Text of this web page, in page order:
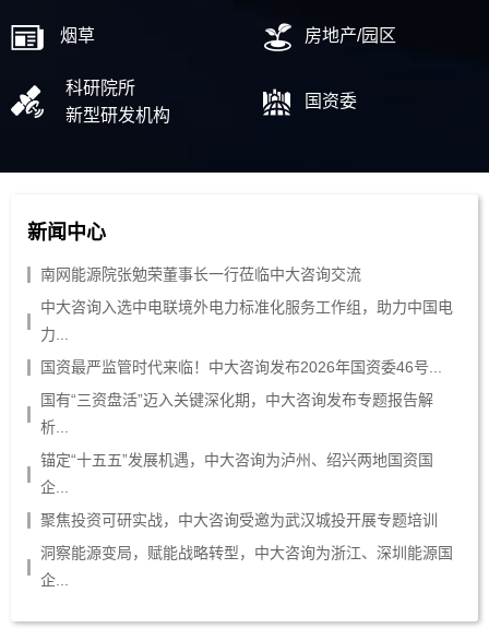
烟草 房地产/园区
科研院所
新型研发机构
国资委
新闻中心
南网能源院张勉荣董事长一行莅临中大咨询交流
中大咨询入选中电联境外电力标准化服务工作组，助力中国电
力...
国资最严监管时代来临！中大咨询发布2026年国资委46号...
国有“三资盘活”迈入关键深化期，中大咨询发布专题报告解
析...
锚定“十五五”发展机遇，中大咨询为泸州、绍兴两地国资国
企...
聚焦投资可研实战，中大咨询受邀为武汉城投开展专题培训
洞察能源变局，赋能战略转型，中大咨询为浙江、深圳能源国
企...